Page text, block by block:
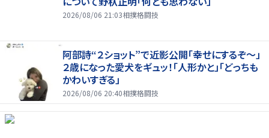
2026/08/06 21:03相撲格闘技
阿部詩“２ショット”で近影公開「幸せにするぞ〜」
２歳になった愛犬をギュッ！「人形かと」「どっちも
かわいすぎる」
2026/08/06 20:40相撲格闘技